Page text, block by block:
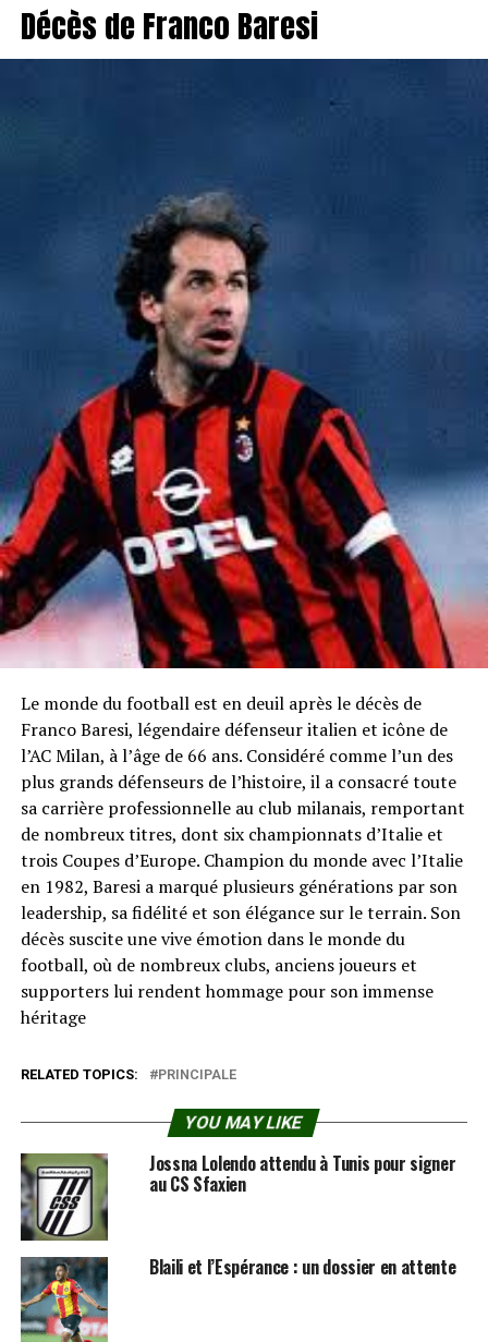
Décès de Franco Baresi
Le monde du football est en deuil après le décès de
Franco Baresi, légendaire défenseur italien et icône de
l’AC Milan, à l’âge de 66 ans. Considéré comme l’un des
plus grands défenseurs de l’histoire, il a consacré toute
sa carrière professionnelle au club milanais, remportant
de nombreux titres, dont six championnats d’Italie et
trois Coupes d’Europe. Champion du monde avec l’Italie
en 1982, Baresi a marqué plusieurs générations par son
leadership, sa fidélité et son élégance sur le terrain. Son
décès suscite une vive émotion dans le monde du
football, où de nombreux clubs, anciens joueurs et
supporters lui rendent hommage pour son immense
héritage
RELATED TOPICS: PRINCIPALE
YOU MAY LIKE
Jossna Lolendo attendu à Tunis pour signer
au CS Sfaxien
Blaili et l’Espérance : un dossier en attente